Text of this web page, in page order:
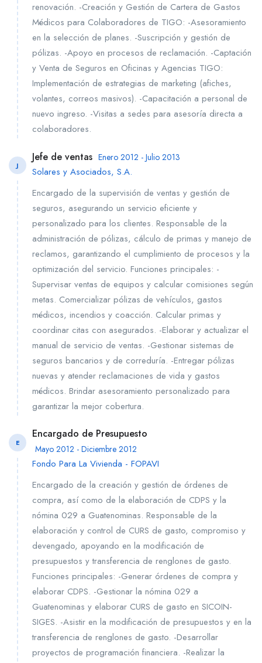
renovación. -Creación y Gestión de Cartera de Gastos
Médicos para Colaboradores de TIGO: -Asesoramiento
en la selección de planes. -Suscripción y gestión de
pólizas. -Apoyo en procesos de reclamación. -Captación
y Venta de Seguros en Oficinas y Agencias TIGO:
Implementación de estrategias de marketing (afiches,
volantes, correos masivos). -Capacitación a personal de
nuevo ingreso. -Visitas a sedes para asesoría directa a
colaboradores.
J
Jefe de ventas Enero 2012 - Julio 2013
Solares y Asociados, S.A.
Encargado de la supervisión de ventas y gestión de
seguros, asegurando un servicio eficiente y
personalizado para los clientes. Responsable de la
administración de pólizas, cálculo de primas y manejo de
reclamos, garantizando el cumplimiento de procesos y la
optimización del servicio. Funciones principales: -
Supervisar ventas de equipos y calcular comisiones según
metas. Comercializar pólizas de vehículos, gastos
médicos, incendios y coacción. Calcular primas y
coordinar citas con asegurados. -Elaborar y actualizar el
manual de servicio de ventas. -Gestionar sistemas de
seguros bancarios y de correduría. -Entregar pólizas
nuevas y atender reclamaciones de vida y gastos
médicos. Brindar asesoramiento personalizado para
garantizar la mejor cobertura.
E
Encargado de Presupuesto
Mayo 2012 - Diciembre 2012
Fondo Para La Vivienda - FOPAVI
Encargado de la creación y gestión de órdenes de
compra, así como de la elaboración de CDPS y la
nómina 029 a Guatenominas. Responsable de la
elaboración y control de CURS de gasto, compromiso y
devengado, apoyando en la modificación de
presupuestos y transferencia de renglones de gasto.
Funciones principales: -Generar órdenes de compra y
elaborar CDPS. -Gestionar la nómina 029 a
Guatenominas y elaborar CURS de gasto en SICOIN-
SIGES. -Asistir en la modificación de presupuestos y en la
transferencia de renglones de gasto. -Desarrollar
proyectos de programación financiera. -Realizar la